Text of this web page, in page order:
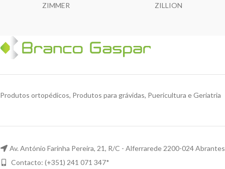
ZIMMER ZILLION
Produtos ortopédicos, Produtos para grávidas, Puericultura e Geriatria
Av. António Farinha Pereira, 21, R/C - Alferrarede 2200-024 Abrantes
Contacto: (+351) 241 071 347*